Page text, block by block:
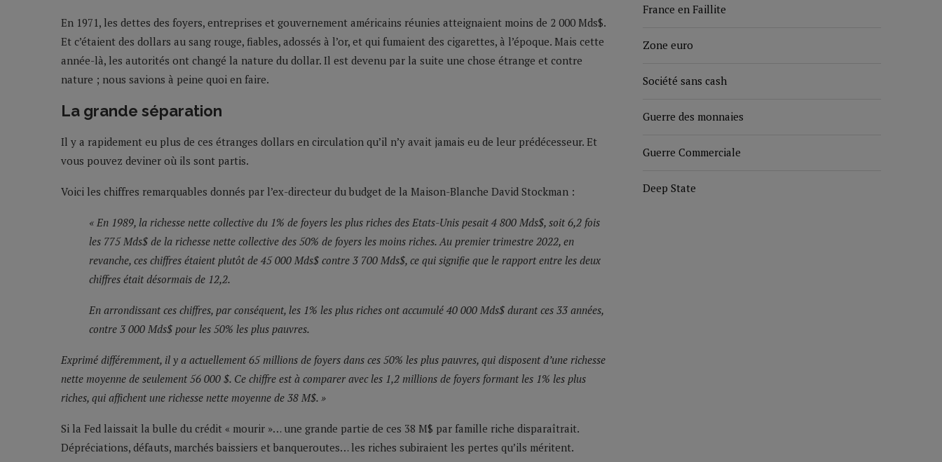
En 1971, les dettes des foyers, entreprises et gouvernement américains réunies atteignaient moins de 2 000 Mds$.
Et c’étaient des dollars au sang rouge, fiables, adossés à l’or, et qui fumaient des cigarettes, à l’époque. Mais cette
année-là, les autorités ont changé la nature du dollar. Il est devenu par la suite une chose étrange et contre
nature ; nous savions à peine quoi en faire.
La grande séparation
Il y a rapidement eu plus de ces étranges dollars en circulation qu’il n’y avait jamais eu de leur prédécesseur. Et
vous pouvez deviner où ils sont partis.
Voici les chiffres remarquables donnés par l’ex-directeur du budget de la Maison-Blanche David Stockman :
« En 1989, la richesse nette collective du 1% de foyers les plus riches des Etats-Unis pesait 4 800 Mds$, soit 6,2 fois
les 775 Mds$ de la richesse nette collective des 50% de foyers les moins riches. Au premier trimestre 2022, en
revanche, ces chiffres étaient plutôt de 45 000 Mds$ contre 3 700 Mds$, ce qui signifie que le rapport entre les deux
chiffres était désormais de 12,2.
En arrondissant ces chiffres, par conséquent, les 1% les plus riches ont accumulé 40 000 Mds$ durant ces 33 années,
contre 3 000 Mds$ pour les 50% les plus pauvres.
Exprimé différemment, il y a actuellement 65 millions de foyers dans ces 50% les plus pauvres, qui disposent d’une richesse
nette moyenne de seulement 56 000 $. Ce chiffre est à comparer avec les 1,2 millions de foyers formant les 1% les plus
riches, qui affichent une richesse nette moyenne de 38 M$. »
Si la Fed laissait la bulle du crédit « mourir »… une grande partie de ces 38 M$ par famille riche disparaîtrait.
Dépréciations, défauts, marchés baissiers et banqueroutes… les riches subiraient les pertes qu’ils méritent.
France en Faillite
Zone euro
Société sans cash
Guerre des monnaies
Guerre Commerciale
Deep State